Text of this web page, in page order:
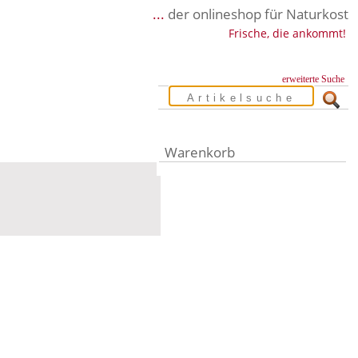
... der onlineshop für Naturkost
Frische, die ankommt!
erweiterte Suche
Warenkorb